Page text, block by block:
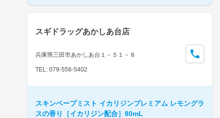
スギドラッグあかしあ台店
兵庫県三田市あかしあ台１－５１－８
TEL: 079-556-5402
スキンベープミスト イカリジンプレミアム レモングラ
スの香り［イカリジン配合］80mL